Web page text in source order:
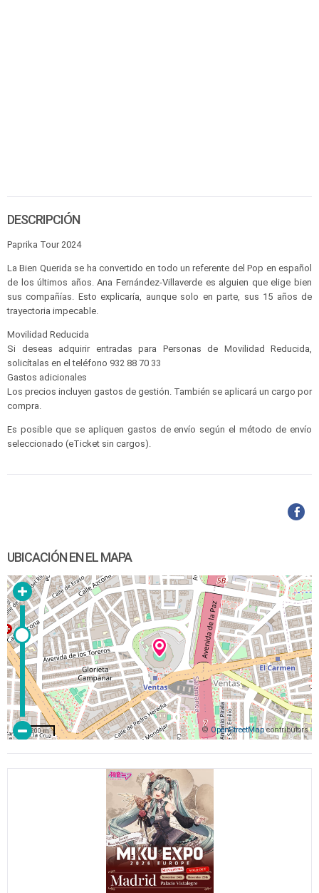
DESCRIPCIÓN
Paprika Tour 2024
La Bien Querida se ha convertido en todo un referente del Pop en español
de los últimos años. Ana Fernández-Villaverde es alguien que elige bien
sus compañías. Esto explicaría, aunque solo en parte, sus 15 años de
trayectoria impecable.
Movilidad Reducida
Si deseas adquirir entradas para Personas de Movilidad Reducida,
solicítalas en el teléfono 932 88 70 33
Gastos adicionales
Los precios incluyen gastos de gestión. También se aplicará un cargo por
compra.
Es posible que se apliquen gastos de envío según el método de envío
seleccionado (eTicket sin cargos).
UBICACIÓN EN EL MAPA
© OpenStreetMapcontributors
200 m